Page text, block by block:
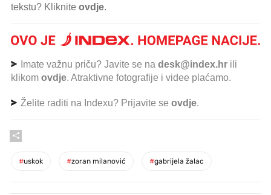
tekstu? Kliknite ovdje.
Imate važnu priču? Javite se na desk@index.hr ili
klikom ovdje. Atraktivne fotografije i videe plaćamo.
Želite raditi na Indexu? Prijavite se ovdje.
#uskok #zoran milanović #gabrijela žalac